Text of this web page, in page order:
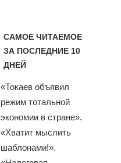
САМОЕ ЧИТАЕМОЕ
ЗА ПОСЛЕДНИЕ 10
ДНЕЙ
«Токаев объявил
режим тотальной
экономии в стране».
«Хватит мыслить
шаблонами!».